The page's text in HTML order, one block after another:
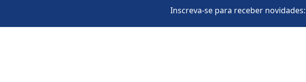
Inscreva-se para receber novidades: